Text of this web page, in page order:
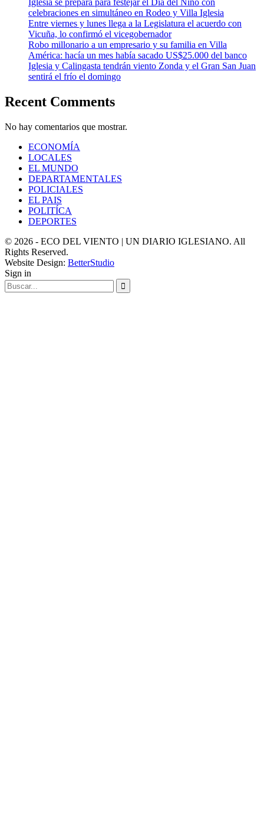
Iglesia se prepara para festejar el Día del Niño con
celebraciones en simultáneo en Rodeo y Villa Iglesia
Entre viernes y lunes llega a la Legislatura el acuerdo con
Vicuña, lo confirmó el vicegobernador
Robo millonario a un empresario y su familia en Villa
América: hacía un mes había sacado US$25.000 del banco
Iglesia y Calingasta tendrán viento Zonda y el Gran San Juan
sentirá el frío el domingo
Recent Comments
No hay comentarios que mostrar.
ECONOMÍA
LOCALES
EL MUNDO
DEPARTAMENTALES
POLICIALES
EL PAIS
POLITÍCA
DEPORTES
© 2026 - ECO DEL VIENTO | UN DIARIO IGLESIANO. All
Rights Reserved.
Website Design: BetterStudio
Sign in